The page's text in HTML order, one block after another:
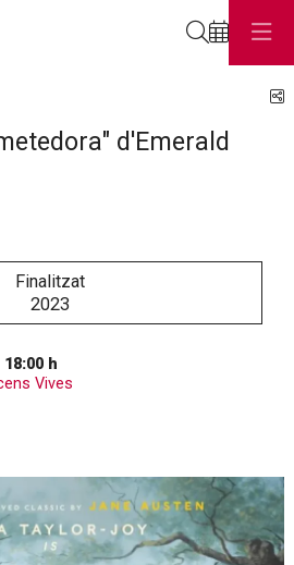
d'Emerald
Finalitzat
2023
18:00 h
Vives